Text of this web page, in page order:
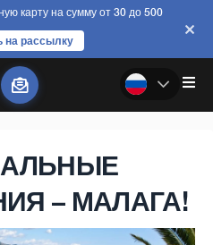
карту на сумму от 30 до 500
на рассылку
– МАЛАГА!